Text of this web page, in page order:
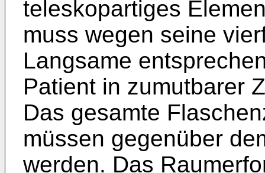
teleskopartiges
muss wegen seine
Langsame
Patient in zumutbarer
Das gesamte
müssen gegenüber
werden. Das